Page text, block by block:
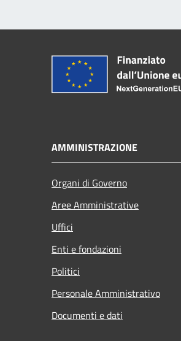
AMMINISTRAZIONE
Organi di Governo
Aree Amministrative
Uffici
Enti e fondazioni
Politici
Personale Amministrativo
Documenti e dati